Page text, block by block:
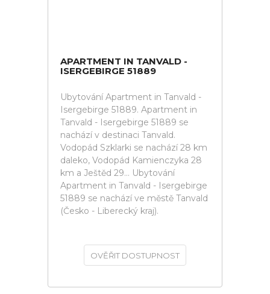
APARTMENT IN TANVALD -
ISERGEBIRGE 51889
Ubytování Apartment in Tanvald -
Isergebirge 51889. Apartment in
Tanvald - Isergebirge 51889 se
nachází v destinaci Tanvald.
Vodopád Szklarki se nachází 28 km
daleko, Vodopád Kamienczyka 28
km a Ještěd 29... Ubytování
Apartment in Tanvald - Isergebirge
51889 se nachází ve městě Tanvald
(Česko - Liberecký kraj).
OVĚŘIT DOSTUPNOST